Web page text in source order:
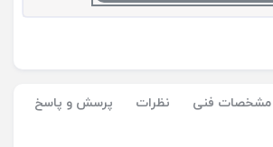
مشخصات فنی نظرات پرسش و پاسخ